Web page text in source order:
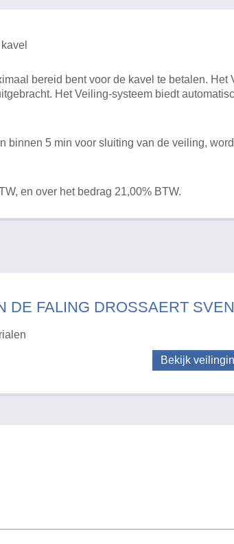
bereid bent voor de kavel te betalen. Het
Het Veiling-systeem biedt
binnen 5 min voor sluiting van de veiling,
en over het bedrag 21,00% BTW.
DE FALING DROSSAERT
Bekijk